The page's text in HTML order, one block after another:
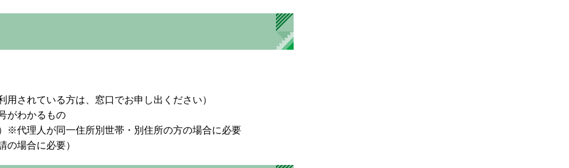
されている方は、窓口でお申し出ください）
がわかるもの
※代理人が同一住所別世帯・別住所の方の場合に必要
の場合に必要）